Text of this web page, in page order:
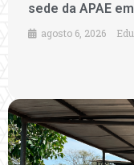
sede da APAE
agosto 6, 2026